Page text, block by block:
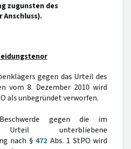
zugunsten des
gegen das Urteil des
vom 8. Dezember 2010 wird
als unbegründet verworfen.
gegen die im
Urteil unterbliebene
nach §472 Abs. 1 StPO wird